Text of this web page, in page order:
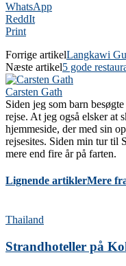
WhatsApp
ReddIt
Print
Forrige artikelLangkawi
Næste artikel5 gode
Carsten Gath
Siden jeg som barn
rejse. At jeg også elsker at
hjemmeside, der med sin
rejsesites. Siden min tur til
mere end fire år på farten.
Lignende artiklerMere
Thailand
Strandhoteller på